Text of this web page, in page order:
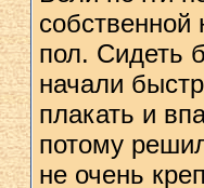
собственной
пол. Сидеть
начали
плакать и
потому
не очень